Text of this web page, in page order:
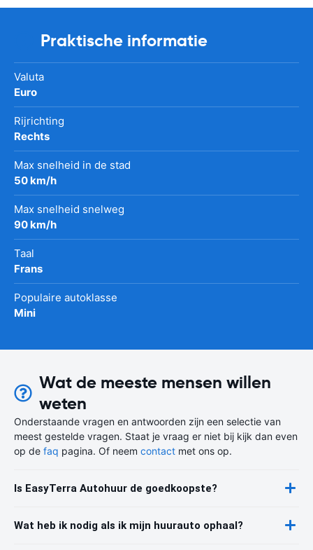
Praktische informatie
Valuta
Euro
Rijrichting
Rechts
Max snelheid in de stad
50 km/h
Max snelheid snelweg
90 km/h
Taal
Frans
Populaire autoklasse
Mini
Wat de meeste mensen willen
weten
Onderstaande vragen en antwoorden zijn een selectie van
meest gestelde vragen. Staat je vraag er niet bij kijk dan even
op de faq pagina. Of neem contact met ons op.
Is EasyTerra Autohuur de goedkoopste?
Wat heb ik nodig als ik mijn huurauto ophaal?